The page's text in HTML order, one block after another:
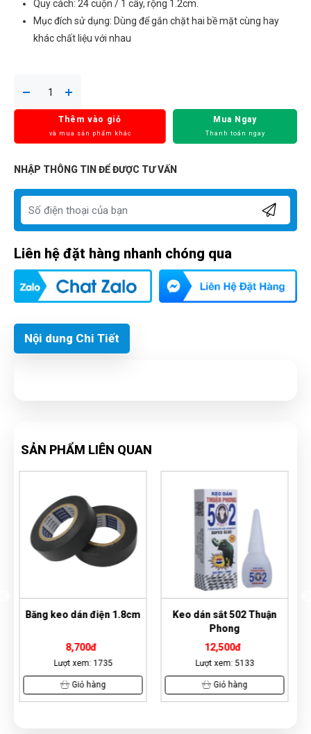
Quy cách: 24 cuộn / 1 cây, rộng 1.2cm.
Mục đích sử dụng: Dùng để gắn chặt hai bề mặt cùng hay
khác chất liệu với nhau
Thêm vào giỏ
và mua sản phẩm khác
Mua Ngay
Thanh toán ngay
NHẬP THÔNG TIN ĐỂ ĐƯỢC TƯ VẤN
Liên hệ đặt hàng nhanh chóng qua
Nội dung Chi Tiết
SẢN PHẨM LIÊN QUAN
Keo dán sắt 502 Thuận
12,500đ
Lượt xem: 5133
Giỏ hàng
Băng keo trong 4.8cm -
200yard
38,700đ
Lượt xem: 8821
Giỏ hàng